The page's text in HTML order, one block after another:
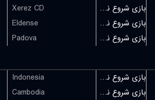
Xerez CD بازی شروع نشده است
Eldense بازی شروع نشده است
Padova بازی شروع نشده است
Indonesia بازی شروع نشده است
Cambodia بازی شروع نشده است